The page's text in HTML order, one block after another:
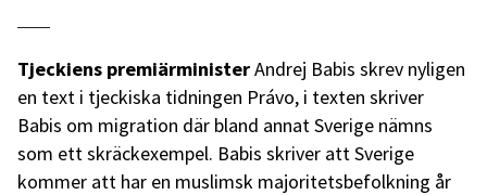
Tjeckiens premiärministerAndrej Babis skrev nyligen
en text i tjeckiska tidningen Právo, i texten skriver
Babis om migration där bland annat Sverige nämns
som ett skräckexempel. Babis skriver att Sverige
kommer att har en muslimsk majoritetsbefolkning år